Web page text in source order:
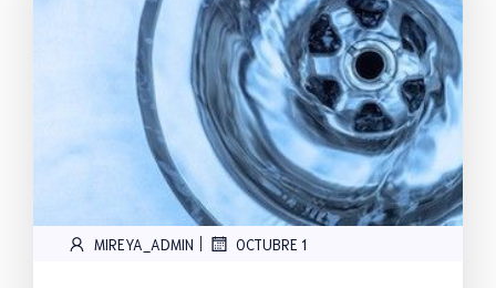
MIREYA_ADMIN | OCTUBRE 1